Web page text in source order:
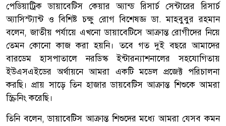
পেডিয়াট্রিক ডায়াবেটিস কেয়ার অ্যান্ড রিসার্চ সেন্টারের রিসার্চ
অ্যাসিস্ট্যান্ট ও বিশিষ্ট চক্ষু রোগ বিশেষজ্ঞ ডা. মাহবুবুর রহমান
বলেন, জাতীয় পর্যায়ে এখনো ডায়াবেটিসে আক্রান্ত রোগীদের নিয়ে
তেমন কোনো কাজ করা হয়নি। তবে গত দুই বছরে আমাদের
বারডেম হাসপাতালে নরডিস্ক ইন্টারন্যাশনালের সহযোগিতায়
ইউএসএইডের অর্থায়নে আমরা একটি মডেল প্রজেক্ট পরিচালনা
করছি। প্রায় সাড়ে তিন হাজার ডায়বেটিস আক্রান্ত শিশুকে আমরা
স্ক্রিনিং করেছি।
তিনি বলেন, ডায়াবেটিস আক্রান্ত শিশুদের মধ্যে আমরা যেসব কমন